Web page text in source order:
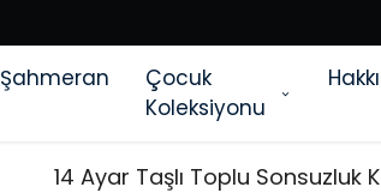
Şahmeran
Çocuk
Koleksiyonu
14 Ayar Taşlı Toplu Sonsuzluk